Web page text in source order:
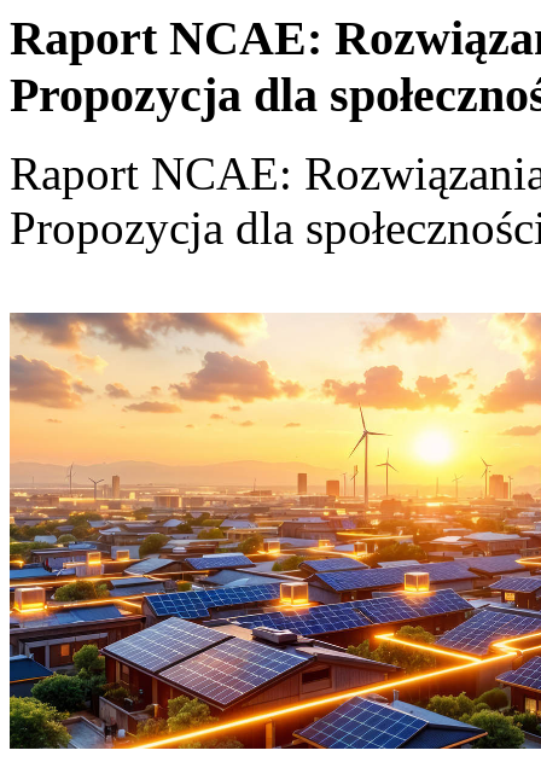
Raport NCAE:
Propozycja dla
Raport NCAE:
Propozycja dla